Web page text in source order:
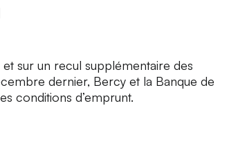
sur un recul supplémentaire des
dernier, Bercy et la Banque de
conditions d’emprunt.